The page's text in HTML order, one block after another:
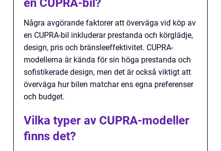
en CUPRA-bil?
Några avgörande faktorer att överväga vid köp av
en CUPRA-bil inkluderar prestanda och körglädje,
design, pris och bränsleeffektivitet. CUPRA-
modellerna är kända för sin höga prestanda och
sofistikerade design, men det är också viktigt att
överväga hur bilen matchar ens egna preferenser
och budget.
Vilka typer av CUPRA-modeller
finns det?